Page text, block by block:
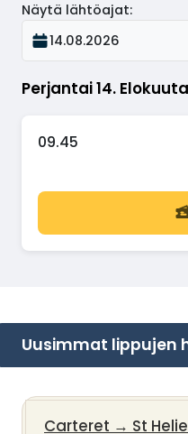
Perjantai 14.
Näytä lähtöajat:
14.08.2026
09.45
Uusimmat lippujen
Carteret → St